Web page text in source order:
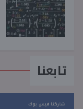
تابعنا
شاركنا فيس بوك